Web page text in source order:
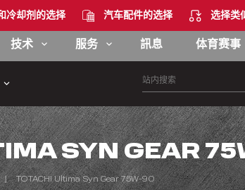
冷却剂的选择 汽车配件的选择 选择类
技术 服务 訊息 体育赛事
SYN GEAR
TOTACHI Ultima Syn Gear 75W-90